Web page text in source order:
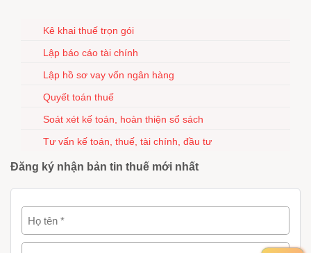
Kê khai thuế trọn gói
Lập báo cáo tài chính
Lập hồ sơ vay vốn ngân hàng
Quyết toán thuế
Soát xét kế toán, hoàn thiện sổ sách
Tư vấn kế toán, thuế, tài chính, đầu tư
Đăng ký nhận bản tin thuế mới nhất